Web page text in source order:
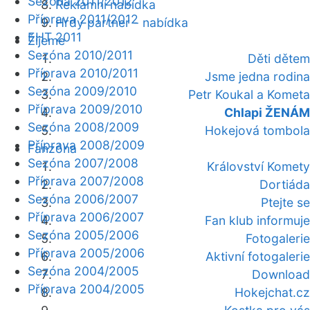
Reklamní nabídka
Hrdý partner - nabídka
Žijeme
Děti dětem
Jsme jedna rodina
Petr Koukal a Kometa
Chlapi ŽENÁM
Hokejová tombola
Fanzóna
Království Komety
Dortiáda
Ptejte se
Fan klub informuje
Fotogalerie
Aktivní fotogalerie
Download
Hokejchat.cz
Příprava 2011/2012
EHT 2011
Sezóna 2010/2011
Příprava 2010/2011
Sezóna 2009/2010
Příprava 2009/2010
Sezóna 2008/2009
Příprava 2008/2009
Sezóna 2007/2008
Příprava 2007/2008
Sezóna 2006/2007
Příprava 2006/2007
Sezóna 2005/2006
Příprava 2005/2006
Sezóna 2004/2005
Příprava 2004/2005